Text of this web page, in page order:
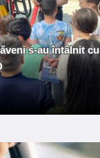
s-au întâlnit